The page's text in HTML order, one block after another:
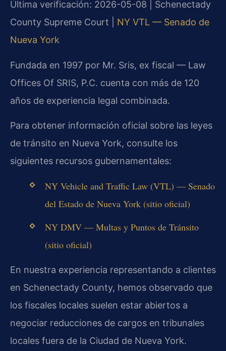
Última verificación: 2026-05-08 | Schenectady
County Supreme Court | NY VTL — Senado de
Nueva York
Fundada en 1997 por Mr. Sris, ex fiscal — Law
Offices Of SRIS, P.C. cuenta con más de 120
años de experiencia legal combinada.
Para obtener información oficial sobre las leyes
de tránsito en Nueva York, consulte los
siguientes recursos gubernamentales:
NY Vehicle and Traffic Law (VTL) — Senado
del Estado de Nueva York (sitio oficial)
NY DMV — Multas y Puntos de Tránsito
(sitio oficial)
En nuestra experiencia representando a clientes
en Schenectady County, hemos observado que
los fiscales locales suelen estar abiertos a
negociar reducciones de cargos en tribunales
locales fuera de la Ciudad de Nueva York.